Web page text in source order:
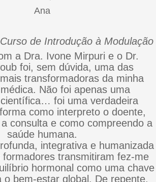
Ana
Curso de Introdução à Modulação
a Dra. Ivone Mirpuri e o Dr.
foi, sem dúvida, uma das
transformadoras da minha
Não foi apenas uma
foi uma verdadeira
como interpreto o doente,
consulta e como compreendo a
saúde humana.
integrativa e humanizada
formadores transmitiram fez-me
hormonal como uma chave
o bem-estar global. De repente,